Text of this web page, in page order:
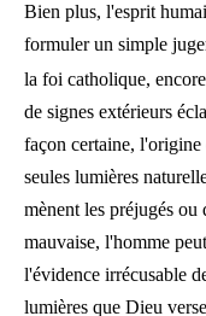
Bien plus, l'esprit
formuler un simple
la foi catholique,
de signes extérieurs
façon certaine,
seules lumières
mènent les préjugés
mauvaise, l'homme
l'évidence irrécusable
lumières que Dieu